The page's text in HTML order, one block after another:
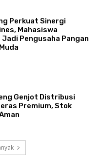
Perkuat Sinergi
Mahasiswa
Pengusaha Pangan
Genjot Distribusi
Premium, Stok